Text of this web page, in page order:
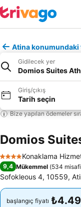
Atina
Gidilecek yer
Domios Suites
Giriş/çıkış
Tarih seçin
Bize yapılan ödemeler
Domios
4 Yıldız
Konaklama
9,4 Mükemmel (534
Sofokleous 4, 10559,
başlangıç fiyatı
başlangıç fiyatı